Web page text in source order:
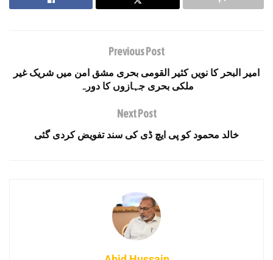
Previous Post
امیر البحر کا نویں کثیر القومی بحری مشق امن میں شریک غیر
ملکی بحری جہازوں کا دورہ
Next Post
خالد محمود کو پی ایچ ڈی کی سند تفویض کردی گئی